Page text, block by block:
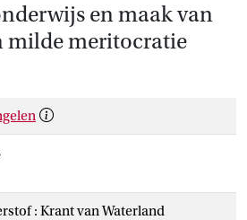
en maak van
milde meritocratie
: Krant van Waterland